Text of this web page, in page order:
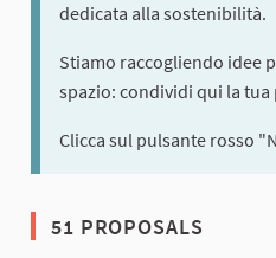
dedicata alla sostenibilità.
Stiamo raccogliendo idee
spazio: condividi qui la tua
Clicca sul pulsante rosso
51 PROPOSALS